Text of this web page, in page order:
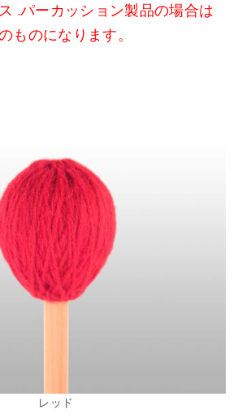
.パーカッション製品の場合は
ものになります。
レッド